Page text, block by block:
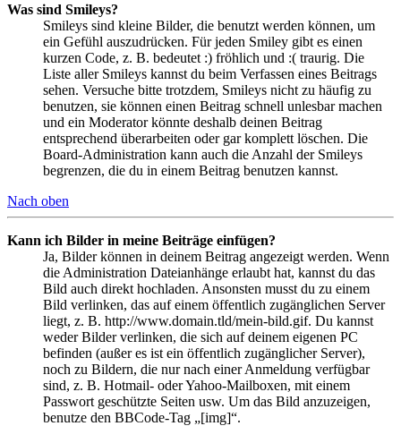
Was sind Smileys?
Smileys sind kleine Bilder, die benutzt werden können, um
ein Gefühl auszudrücken. Für jeden Smiley gibt es einen
kurzen Code, z. B. bedeutet :) fröhlich und :( traurig. Die
Liste aller Smileys kannst du beim Verfassen eines Beitrags
sehen. Versuche bitte trotzdem, Smileys nicht zu häufig zu
benutzen, sie können einen Beitrag schnell unlesbar machen
und ein Moderator könnte deshalb deinen Beitrag
entsprechend überarbeiten oder gar komplett löschen. Die
Board-Administration kann auch die Anzahl der Smileys
begrenzen, die du in einem Beitrag benutzen kannst.
Nach oben
Kann ich Bilder in meine Beiträge einfügen?
Ja, Bilder können in deinem Beitrag angezeigt werden. Wenn
die Administration Dateianhänge erlaubt hat, kannst du das
Bild auch direkt hochladen. Ansonsten musst du zu einem
Bild verlinken, das auf einem öffentlich zugänglichen Server
liegt, z. B. http://www.domain.tld/mein-bild.gif. Du kannst
weder Bilder verlinken, die sich auf deinem eigenen PC
befinden (außer es ist ein öffentlich zugänglicher Server),
noch zu Bildern, die nur nach einer Anmeldung verfügbar
sind, z. B. Hotmail- oder Yahoo-Mailboxen, mit einem
Passwort geschützte Seiten usw. Um das Bild anzuzeigen,
benutze den BBCode-Tag „[img]“.